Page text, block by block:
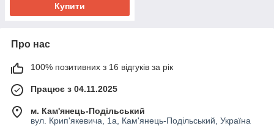
Купити
Про нас
100% позитивних з 16 відгуків за рік
Працює з 04.11.2025
м. Кам'янець-Подільський
вул. Крип'якевича, 1а, Кам'янець-Подільський, Україна